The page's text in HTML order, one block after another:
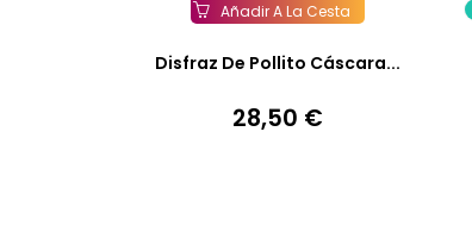
Añadir A La Cesta
Disfraz De Pollito Cáscara...
Precio
28,50 €